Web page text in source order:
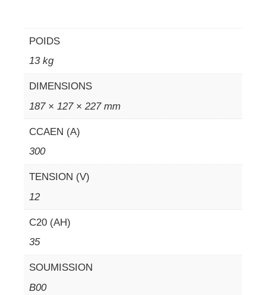
POIDS
13 kg
DIMENSIONS
187 × 127 × 227 mm
CCAEN (A)
300
TENSION (V)
12
C20 (AH)
35
SOUMISSION
B00